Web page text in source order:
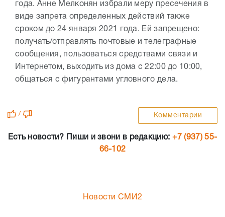
года. Анне Мелконян избрали меру пресечения в
виде запрета определенных действий также
сроком до 24 января 2021 года. Ей запрещено:
получать/отправлять почтовые и телеграфные
сообщения, пользоваться средствами связи и
Интернетом, выходить из дома с 22:00 до 10:00,
общаться с фигурантами угловного дела.
/ Комментарии
Есть новости? Пиши и звони в редакцию: +7 (937) 55-
66-102
Новости СМИ2